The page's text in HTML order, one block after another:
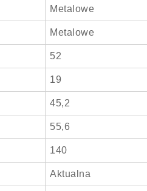
Metalowe
Metalowe
52
19
45,2
55,6
140
Aktualna